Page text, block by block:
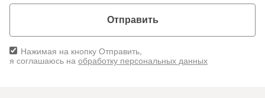
Отправить
Нажимая на кнопку Отправить,
я соглашаюсь на обработку персональных данных